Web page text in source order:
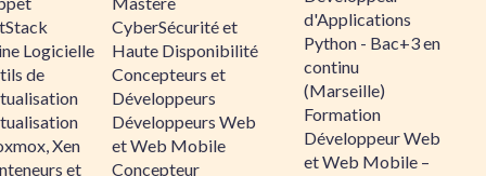
Logicielle
de
Xen
et
CyberSécurité et
Haute Disponibilité
Concepteurs et
Développeurs
Développeurs Web
et Web Mobile
Concepteur
d'Applications
Python - Bac+3 en
continu
(Marseille)
Formation
Développeur Web
et Web Mobile –